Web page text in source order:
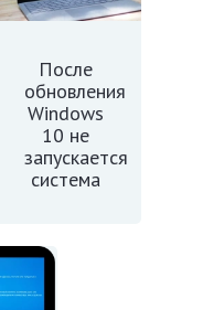
После
обновления
Windows
10 не
запускается
система